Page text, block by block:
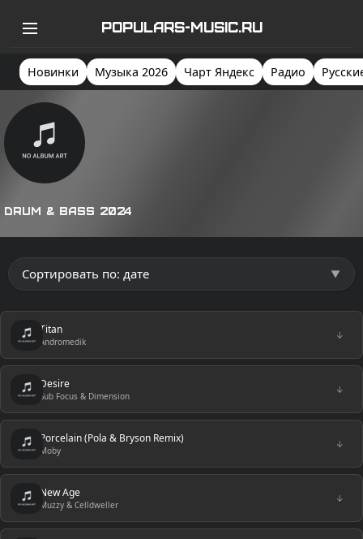
POPULARS-MUSIC.RU
Новинки Музыка 2026 Чарт Яндекс Радио
Drum & Bass 2024
Titan
Andromedik
↓
Desire
Sub Focus & Dimension
↓
Porcelain (Pola & Bryson Remix)
Moby
↓
New Age
Muzzy & Celldweller
↓